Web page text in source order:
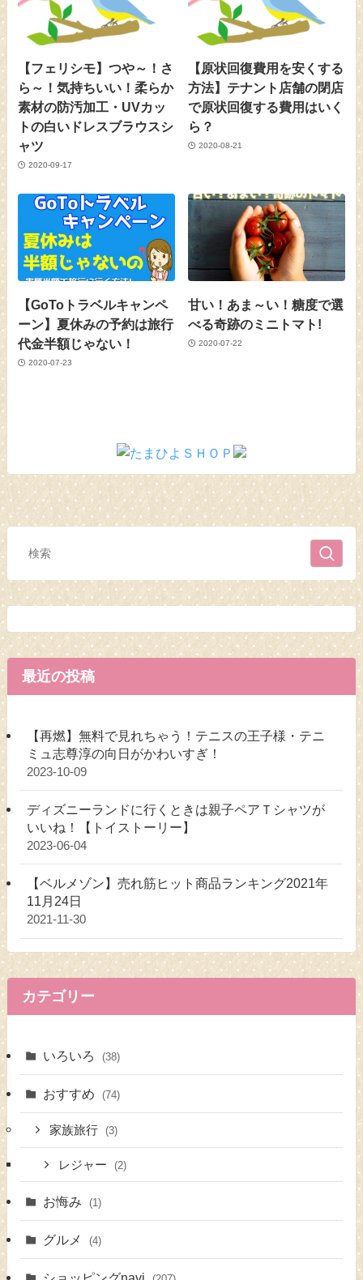
【フェリシモ】つや～！さ
ら～！気持ちいい！柔らか
素材の防汚加工・UVカッ
トの白いドレスブラウスシ
ャツ
2020-09-17
【原状回復費用を安くする
方法】テナント店舗の閉店
で原状回復する費用はいく
ら？
2020-08-21
【GoToトラベルキャンペ
ーン】夏休みの予約は旅行
代金半額じゃない！
2020-07-23
甘い！あま～い！糖度で選
べる奇跡のミニトマト!
2020-07-22
最近の投稿
【再燃】無料で見れちゃう！テニスの王子様・テニ
ミュ志尊淳の向日がかわいすぎ！
2023-10-09
ディズニーランドに行くときは親子ペアＴシャツが
いいね！【トイストーリー】
2023-06-04
【ベルメゾン】売れ筋ヒット商品ランキング2021年
11月24日
2021-11-30
カテゴリー
いろいろ (38)
おすすめ (74)
家族旅行 (3)
レジャー (2)
お悔み (1)
グルメ (4)